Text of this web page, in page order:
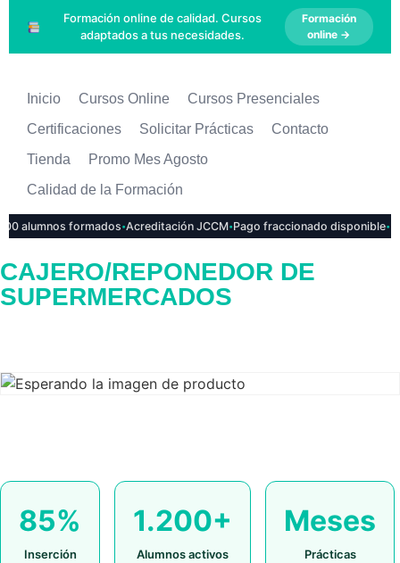
Formación online de calidad. Cursos
adaptados a tus necesidades.
Formación
online →
Inicio Cursos Online
Cursos Presenciales
Certificaciones
Solicitar Prácticas
Contacto
Tienda
Promo Mes Agosto
Calidad de la Formación
alumnos formados·Acreditación JCCM·Pago fraccionado disponible·
CAJERO/REPONEDOR DE
SUPERMERCADOS
85%
Inserción
1.200+
Alumnos activos
Meses
Prácticas